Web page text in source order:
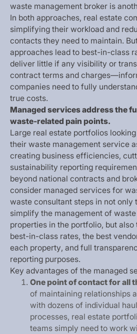
waste management broker is anoth
In both approaches, real estate co
simplifying their workload and redu
contacts they need to maintain. Bu
approaches lead to best-in-class r
deliver little if any visibility or trans
contract terms and charges—infor
companies need to fully understan
true costs.
Managed servicesaddressthefu
waste-related pain points.
Large real estate portfolios looking
their waste management service a
creating business efficiencies, cutt
sustainability reporting requiremen
beyond national contracts and bro
consider managed services for wa
waste consultant steps in not only t
simplify the management of waste
properties in the portfolio, but also
best-in-class rates, the best vendo
each property, and full transparenc
reporting purposes.
Key advantages of the managed s
One pointofcontactforallt
of maintaining relationships a
with dozens of individual haul
processes, real estate portfoli
teams simply need to work wi